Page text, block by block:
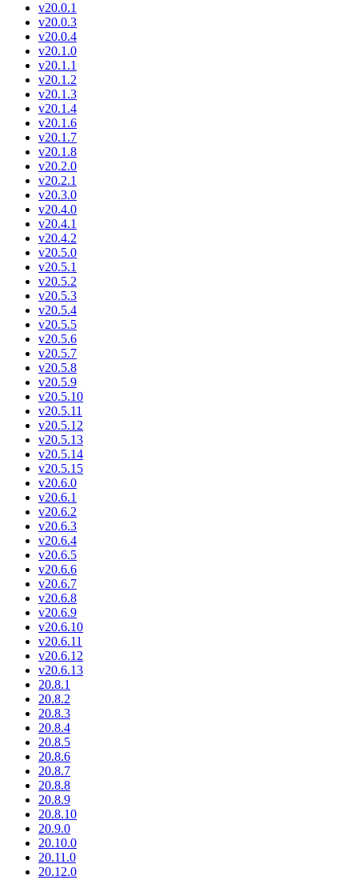
v20.0.1
v20.0.3
v20.0.4
v20.1.0
v20.1.1
v20.1.2
v20.1.3
v20.1.4
v20.1.6
v20.1.7
v20.1.8
v20.2.0
v20.2.1
v20.3.0
v20.4.0
v20.4.1
v20.4.2
v20.5.0
v20.5.1
v20.5.2
v20.5.3
v20.5.4
v20.5.5
v20.5.6
v20.5.7
v20.5.8
v20.5.9
v20.5.10
v20.5.11
v20.5.12
v20.5.13
v20.5.14
v20.5.15
v20.6.0
v20.6.1
v20.6.2
v20.6.3
v20.6.4
v20.6.5
v20.6.6
v20.6.7
v20.6.8
v20.6.9
v20.6.10
v20.6.11
v20.6.12
v20.6.13
20.8.1
20.8.2
20.8.3
20.8.4
20.8.5
20.8.6
20.8.7
20.8.8
20.8.9
20.8.10
20.9.0
20.10.0
20.11.0
20.12.0